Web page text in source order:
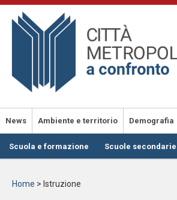
Salta
contenuto
News Ambiente e territorio Demografia
Scuola e formazione Scuole
Home > Istruzione